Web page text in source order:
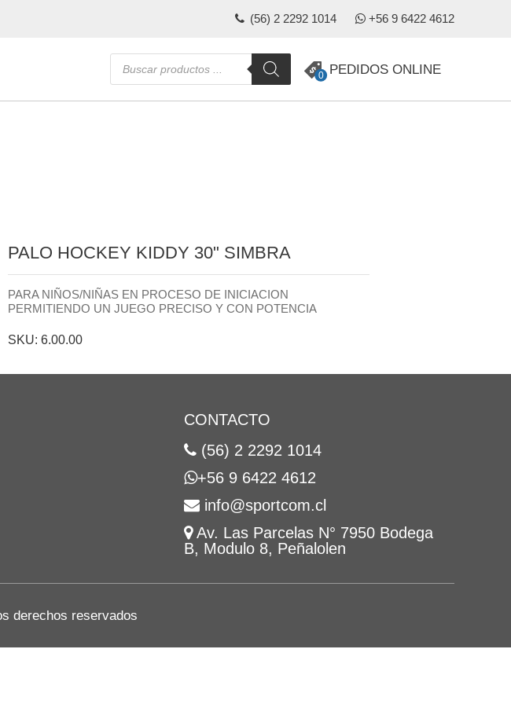
(56) 2 2292 1014 +56 9 6422 4612
Búsqueda
de
productos
0 PEDIDOS ONLINE
PALO HOCKEY KIDDY 30" SIMBRA
PARA NIÑOS/NIÑAS EN PROCESO DE INICIACION
PERMITIENDO UN JUEGO PRECISO Y CON POTENCIA
SKU: 6.00.00
CONTACTO
(56) 2 2292 1014
+56 9 6422 4612
info@sportcom.cl
Av. Las Parcelas N° 7950 Bodega
B, Modulo 8, Peñalolen
derechos reservados